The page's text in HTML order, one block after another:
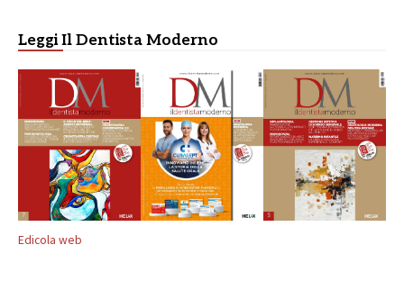
Leggi Il Dentista Moderno
Edicola web